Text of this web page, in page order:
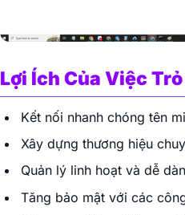
Lợi Ích Của Việc
Kết nối nhanh chóng tên
Xây dựng thương hiệu
Quản lý linh hoạt và dễ
Tăng bảo mật với các